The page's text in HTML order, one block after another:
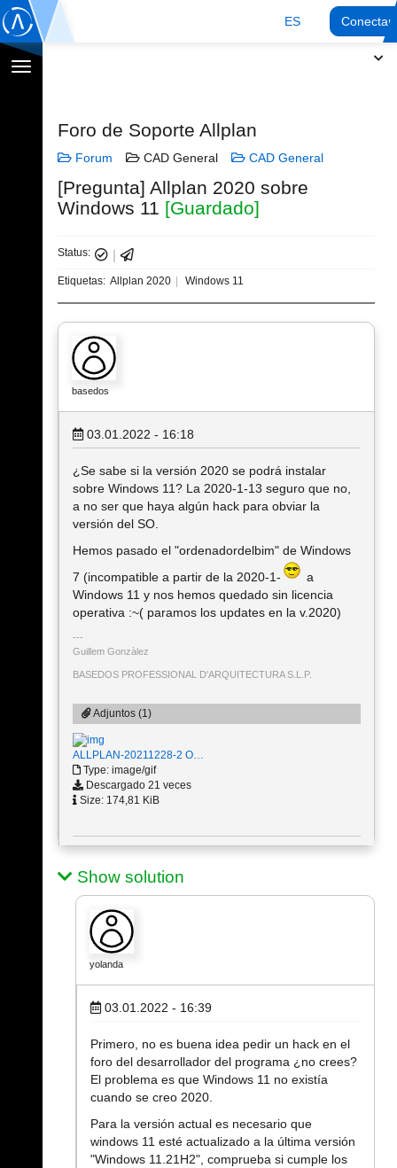
ES
Cambiar
Foro de Soporte Allplan
Forum CAD General CAD General
[Pregunta] Allplan 2020 sobre
Windows 11 [Guardado]
Status:
Etiquetas: Allplan 2020 Windows 11
basedos
03.01.2022 - 16:18
¿Se sabe si la versión 2020 se podrá instalar
sobre Windows 11? La 2020-1-13 seguro que no,
a no ser que haya algún hack para obviar la
versión del SO.
Hemos pasado el "ordenadordelbim" de Windows
7 (incompatible a partir de la 2020-1-
a
Windows 11 y nos hemos quedado sin licencia
operativa :~( paramos los updates en la v.2020)
Guillem Gonzàlez
BASEDOS PROFESSIONAL D'ARQUITECTURA S.L.P.
Adjuntos (1)
ALLPLAN-20211228-2 O…
Type: image/gif
Descargado 21 veces
Size: 174,81 KiB
Show solution
yolanda
03.01.2022 - 16:39
Primero, no es buena idea pedir un hack en el
foro del desarrollador del programa ¿no crees?
El problema es que Windows 11 no existía
cuando se creo 2020.
Para la versión actual es necesario que
windows 11 esté actualizado a la última versión
"Windows 11.21H2", comprueba si cumple los